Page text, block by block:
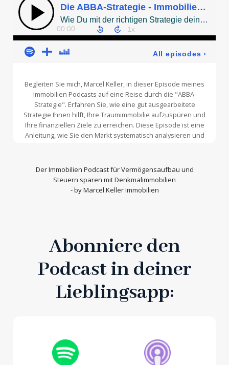
Begleiten Sie mich, Marcel Keller, in dieser Episode meines
Immobilien Podcasts auf eine Reise durch die "ABBA-
Strategie". Erfahren Sie, wie eine gut ausgearbeitete
Strategie Ihnen hilft, Ihre Traumimmobilie aufzuspüren und
Ihre finanziellen Ziele zu erreichen. Diese Episode ist eine
Anleitung, wie Sie den Markt systematisch analysieren und
Ziele abgestimmt sind.
DerImmobilien Podcastfür Vermögensaufbau und
Steuern sparen mit Denkmalimmobilien
- by Marcel Keller Immobilien
Abonniere den
Podcast in deiner
Lieblingsapp: